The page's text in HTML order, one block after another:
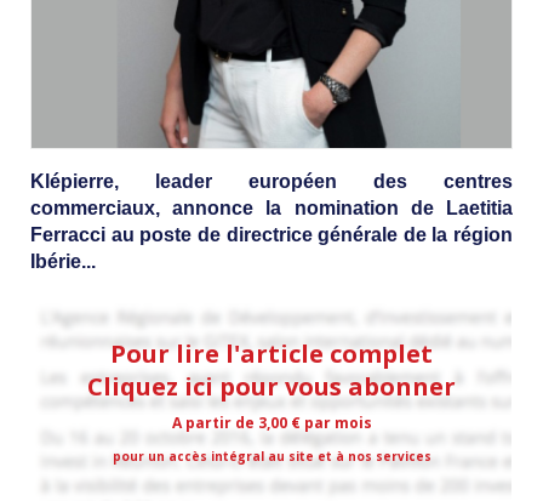
Klépierre, leader européen des centres
commerciaux, annonce la nomination de Laetitia
Ferracci au poste de directrice générale de la région
Ibérie...
Pour lire l'article complet
Cliquez ici pour vous abonner
A partir de 3,00 € par mois
pour un accès intégral au site et à nos services